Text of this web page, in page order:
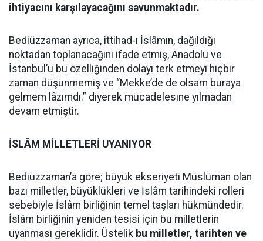
ihtiyacını karşılayacağını savunmaktadır.
Bediüzzaman ayrıca, ittihad-ı İslâmın, dağıldığı
noktadan toplanacağını ifade etmiş, Anadolu ve
İstanbul’u bu özelliğinden dolayı terk etmeyi hiçbir
zaman düşünmemiş ve “Mekke’de de olsam buraya
gelmem lâzımdı.” diyerek mücadelesine yılmadan
devam etmiştir.
İSLÂM MİLLETLERİ UYANIYOR
Bediüzzaman’a göre; büyük ekseriyeti Müslüman olan
bazı milletler, büyüklükleri ve İslâm tarihindeki rolleri
sebebiyle İslâm birliğinin temel taşları hükmündedir.
İslâm birliğinin yeniden tesisi için bu milletlerin
uyanması gereklidir. Üstelik bu milletler, tarihten ve